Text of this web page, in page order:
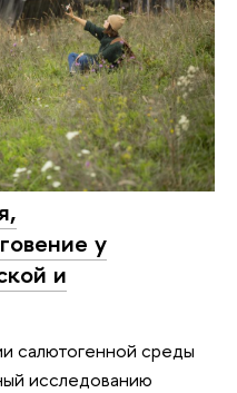
у
и
салютогенной среды
исследованию